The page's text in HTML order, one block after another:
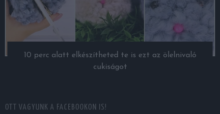
10 perc alatt elkészítheted te is ezt az ölelnivaló
cukiságot
OTT VAGYUNK A FACEBOOKON IS!